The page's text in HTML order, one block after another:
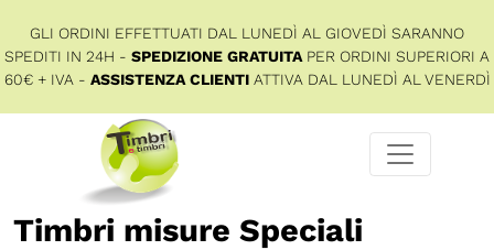
GLI ORDINI EFFETTUATI DAL LUNEDÌ AL GIOVEDÌ SARANNO
SPEDITI IN 24H - SPEDIZIONE GRATUITA PER ORDINI SUPERIORI A
60€ + IVA - ASSISTENZA CLIENTIATTIVA DAL LUNEDÌ AL VENERDÌ
Timbri misure Speciali